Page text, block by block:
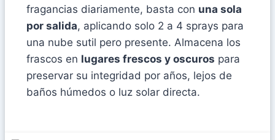
fragancias diariamente, basta con una sola
por salida, aplicando solo 2 a 4 sprays para
una nube sutil pero presente. Almacena los
frascos en lugares frescos y oscuros para
preservar su integridad por años, lejos de
baños húmedos o luz solar directa.